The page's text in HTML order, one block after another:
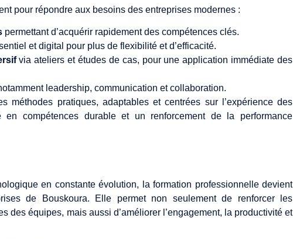
pour répondre aux besoins des entreprises modernes :
permettant d’acquérir rapidement des compétences clés.
et digital pour plus de flexibilité et d’efficacité.
via ateliers et études de cas, pour une application immédiate des
leadership, communication et collaboration.
méthodes pratiques, adaptables et centrées sur l’expérience des
en compétences durable et un renforcement de la performance
en constante évolution, la formation professionnelle devient
de Bouskoura. Elle permet non seulement de renforcer les
des équipes, mais aussi d’améliorer l’engagement, la productivité et